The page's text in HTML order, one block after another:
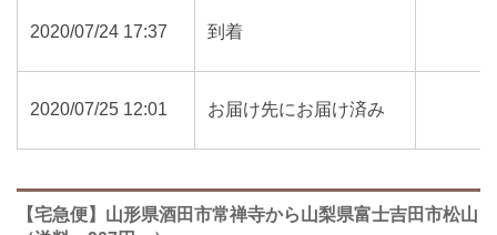
2020/07/24 17:37 到着
2020/07/25 12:01 お届け先にお届け済み
【宅急便】山形県酒田市常禅寺から山梨県富士吉田市松山